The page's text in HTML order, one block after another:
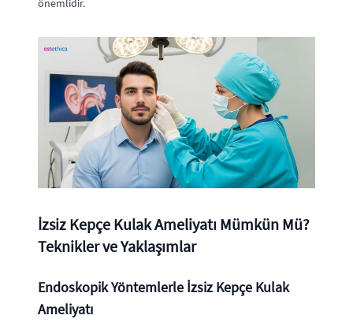
önemlidir.
İzsiz Kepçe Kulak Ameliyatı Mümkün Mü?
Teknikler ve Yaklaşımlar
Endoskopik Yöntemlerle İzsiz Kepçe Kulak
Ameliyatı